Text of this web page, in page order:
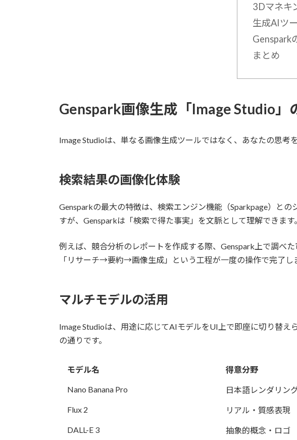
3Dマネキ
生成AIツ
Genspark
まとめ
Genspark画像生成「Image Studio」
Image Studioは、単なる画像生成ツールではなく、あなたの思
検索結果の画像化体験
Gensparkの最大の特徴は、検索エンジン機能（Sparkpage）と
すが、Gensparkは「検索で得た事実」を文脈として理解できます。
例えば、競合分析のレポートを作成する際、Genspark上で調べ
「リサーチ→要約→画像生成」という工程が一度の操作で完了し
マルチモデルの活用
Image Studioは、用途に応じてAIモデルをUI上で即座に切り替
の通りです。
モデル名 得意分野
Nano Banana Pro 日本語レンダリン
Flux 2 リアル・質感表現
DALL-E 3 抽象的概念・ロゴ